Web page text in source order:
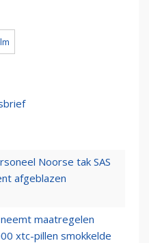
Noorse tak SAS
afgeblazen
maatregelen
xtc-pillen smokkelde